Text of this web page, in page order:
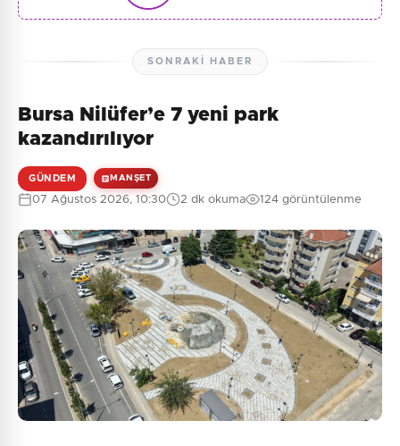
SONRAKI HABER
Bursa Nilüfer’e 7 yeni park
kazandırılıyor
GÜNDEM MANŞET
07 Ağustos 2026, 10:30 2 dk okuma 124 görüntülenme